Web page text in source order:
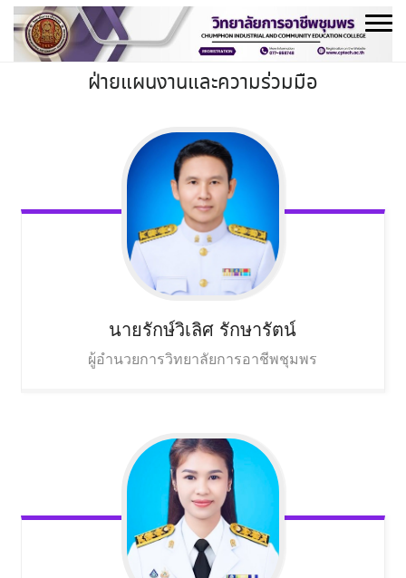
Skip
content
ฝ่ายแผนงานและความร่วมมือ
นายรักษ์วิเลิศ รักษารัตน์
ผู้อำนวยการวิทยาลัยการอาชีพชุมพร